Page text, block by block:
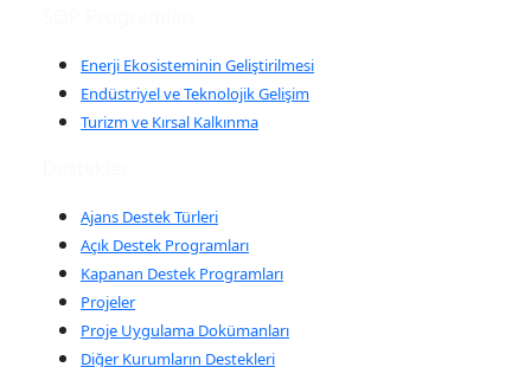
Enerji Ekosisteminin Geliştirilmesi
Endüstriyel ve Teknolojik Gelişim
Turizm ve Kırsal Kalkınma
Ajans Destek Türleri
Açık Destek Programları
Kapanan Destek Programları
Projeler
Proje Uygulama Dokümanları
Diğer Kurumların Destekleri